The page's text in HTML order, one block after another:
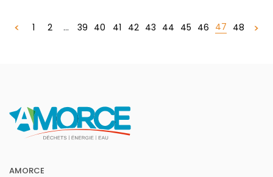
1 2 ... 39 40 41 42 43 44 45 46 47 48
AMORCE